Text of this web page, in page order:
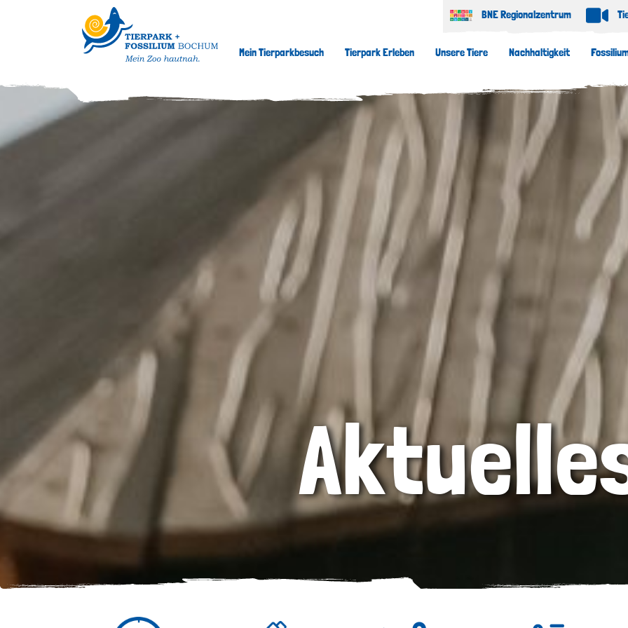
Mein Tierparkbesuch Tierpark Erleben Unsere Tiere Nachhaltigkeit
BNE Regionalzentrum